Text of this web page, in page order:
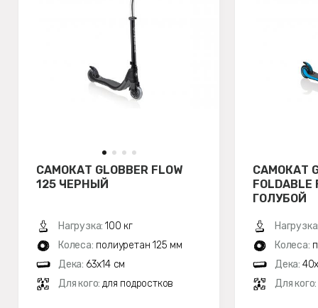
САМОКАТ GLOBBER FLOW
125 ЧЕРНЫЙ
Нагрузка: 100 кг
Колеса: полиуретан 125 мм
Дека: 63x14 см
Для кого: для подростков
САМОКАТ
FOLDABLE
ГОЛУБОЙ
Колеса:
Дека:
Для кого: